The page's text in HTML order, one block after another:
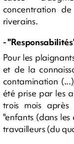
concentration
riverains.
-
Pour les
et de la
contamination
été prise par les
trois mois
"enfants (dans
travailleurs (du